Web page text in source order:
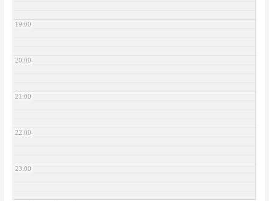
19:00
20:00
21:00
22:00
23:00